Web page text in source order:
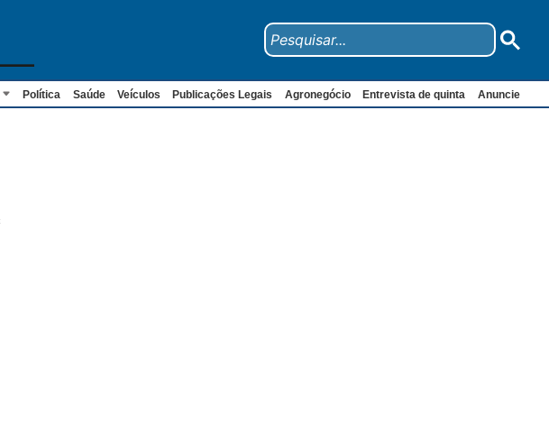
Política Saúde Veículos Publicações Legais Agronegócio Entrevista de quinta Anuncie